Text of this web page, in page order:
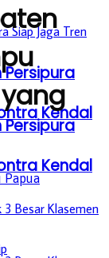
Persipura
Kendal
Persipura
Kendal
Papua